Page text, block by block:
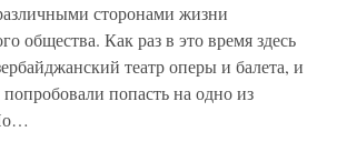
сторонами жизни
общества. Как раз в это время здесь
театр оперы и балета, и
попасть на одно из